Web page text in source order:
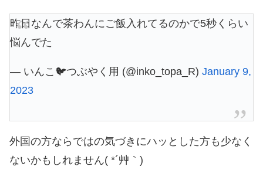
昨日なんで茶わんにご飯入れてるのかで5秒くらい
悩んでた
— いんこ🐦つぶやく用 (@inko_topa_R) January 9,
2023
外国の方ならではの気づきにハッとした方も少なく
ないかもしれません( *´艸｀)